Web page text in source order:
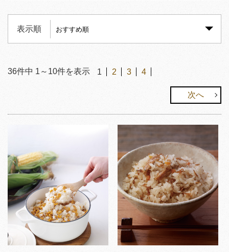
表示順
36件中 1 ～ 10件を表示 1 2 3 4
次へ